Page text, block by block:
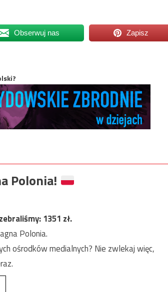
Obserwuj nas Zapisz
Polonia!
1351 zł.
Polonia.
ośrodków medialnych? Nie zwlekaj więc,